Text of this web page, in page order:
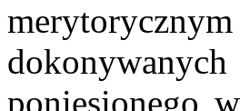
poniesionego